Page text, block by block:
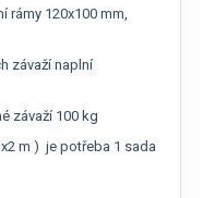
rámy 120x100 mm,
závaží naplní
závaží 100 kg
m ) je potřeba 1 sada